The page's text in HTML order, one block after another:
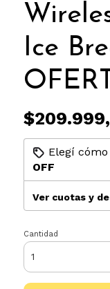
Ice
Elegí
OFF
Ver cuotas y
Cantidad